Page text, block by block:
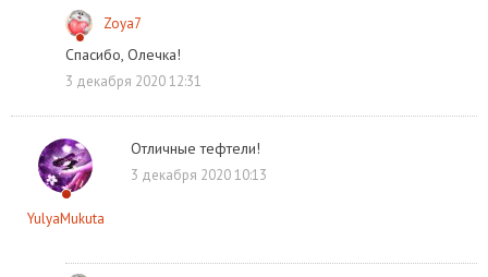
Zoya7
Спасибо, Олечка!
3 декабря 2020 12:31
YulyaMukuta
Отличные тефтели!
3 декабря 2020 10:13